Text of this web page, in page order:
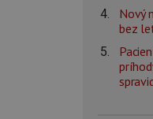
Nový
bez